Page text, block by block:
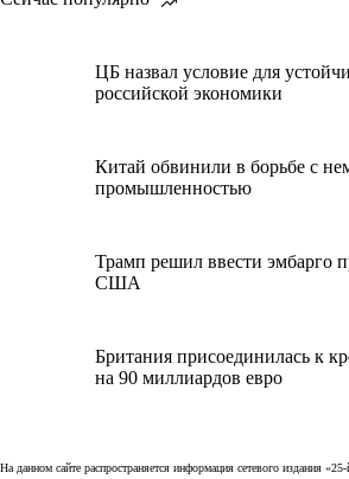
ЦБ назвал условие для
российской экономики
Китай обвинили в борьбе с
промышленностью
Трамп решил ввести эмбарго
США
Британия присоединилась к
на 90 миллиардов евро
На данном сайте распространяется информация сетевого издания